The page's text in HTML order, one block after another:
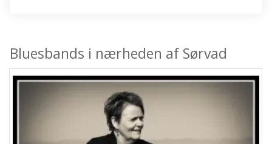
Bluesbands i nærheden af Sørvad